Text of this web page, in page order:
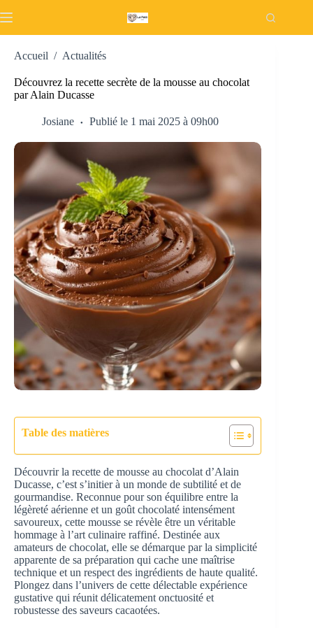
au
Accueil / Actualités
Découvrez la recette secrète de la mousse au chocolat
par Alain Ducasse
Josiane Publié le 1 mai 2025 à 09h00
Table des matières
Découvrir la recette de mousse au chocolat d’Alain
Ducasse, c’est s’initier à un monde de subtilité et de
gourmandise. Reconnue pour son équilibre entre la
légèreté aérienne et un goût chocolaté intensément
savoureux, cette mousse se révèle être un véritable
hommage à l’art culinaire raffiné. Destinée aux
amateurs de chocolat, elle se démarque par la simplicité
apparente de sa préparation qui cache une maîtrise
technique et un respect des ingrédients de haute qualité.
Plongez dans l’univers de cette délectable expérience
gustative qui réunit délicatement onctuosité et
robustesse des saveurs cacaotées.